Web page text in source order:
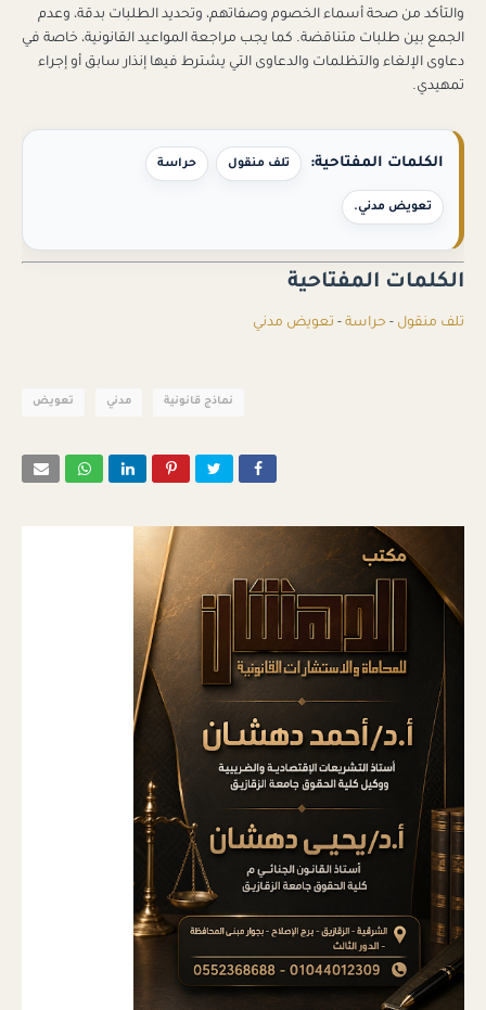
والتأكد من صحة أسماء الخصوم وصفاتهم، وتحديد الطلبات بدقة، وعدم
الجمع بين طلبات متناقضة. كما يجب مراجعة المواعيد القانونية، خاصة في
دعاوى الإلغاء والتظلمات والدعاوى التي يشترط فيها إنذار سابق أو إجراء
تمهيدي.
الكلمات المفتاحية: تلف منقول حراسة
تعويض مدني.
الكلمات المفتاحية
تلف منقول - حراسة - تعويض مدني
تعويض مدني نماذج قانونية